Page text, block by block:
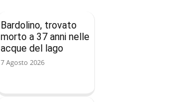
Bardolino, trovato
morto a 37 anni nelle
acque del lago
7 Agosto 2026